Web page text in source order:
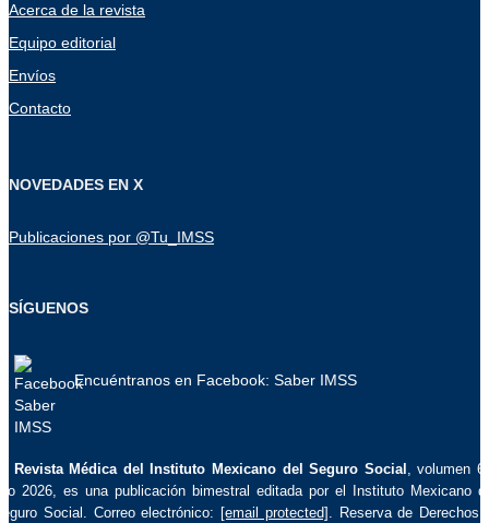
Acerca de la revista
Equipo editorial
Envíos
Contacto
NOVEDADES EN X
Publicaciones por @Tu_IMSS
SÍGUENOS
Encuéntranos en Facebook: Saber IMSS
Revista Médica del Instituto Mexicano del Seguro Social , volumen
2026, es una publicación bimestral editada por el Instituto Mexicano
Social. Correo electrónico: [email protected] . Reserva de Derechos